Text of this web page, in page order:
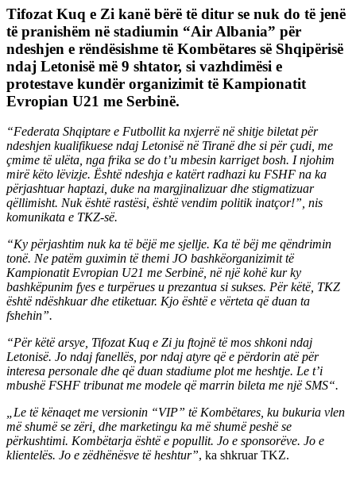
Tifozat Kuq e Zi kanë bërë të ditur se nuk do të jenë
të pranishëm në stadiumin “Air Albania” për
ndeshjen e rëndësishme të Kombëtares së Shqipërisë
ndaj Letonisë më 9 shtator, si vazhdimësi e
protestave kundër organizimit të Kampionatit
Evropian U21 me Serbinë.
“Federata Shqiptare e Futbollit ka nxjerrë në shitje biletat për
ndeshjen kualifikuese ndaj Letonisë në Tiranë dhe si për çudi, me
çmime të ulëta, nga frika se do t’u mbesin karriget bosh. I njohim
mirë këto lëvizje. Është ndeshja e katërt radhazi ku FSHF na ka
përjashtuar haptazi, duke na margjinalizuar dhe stigmatizuar
qëllimisht. Nuk është rastësi, është vendim politik inatçor!”, nis
komunikata e TKZ-së.
“Ky përjashtim nuk ka të bëjë me sjellje. Ka të bëj me qëndrimin
tonë. Ne patëm guximin të themi JO bashkëorganizimit të
Kampionatit Evropian U21 me Serbinë, në një kohë kur ky
bashkëpunim fyes e turpërues u prezantua si sukses. Për këtë, TKZ
është ndëshkuar dhe etiketuar. Kjo është e vërteta që duan ta
fshehin”.
“Për këtë arsye, Tifozat Kuq e Zi ju ftojnë të mos shkoni ndaj
Letonisë. Jo ndaj fanellës, por ndaj atyre që e përdorin atë për
interesa personale dhe që duan stadiume plot me heshtje. Le t’i
mbushë FSHF tribunat me modele që marrin bileta me një SMS“.
„Le të kënaqet me versionin “VIP” të Kombëtares, ku bukuria vlen
më shumë se zëri, dhe marketingu ka më shumë peshë se
përkushtimi. Kombëtarja është e popullit. Jo e sponsorëve. Jo e
klientelës. Jo e zëdhënësve të heshtur”, ka shkruar TKZ.